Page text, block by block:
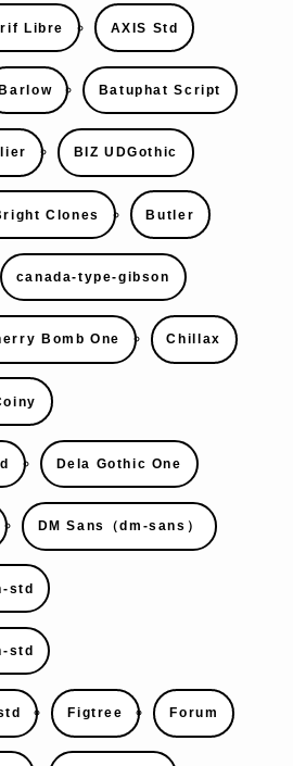
Libre AXIS Std
Batuphat Script
BIZ UDGothic
Clones Butler
canada-type-gibson
Bomb One Chillax
Dela Gothic One
DM Sans（dm-sans）
std
std
Figtree Forum